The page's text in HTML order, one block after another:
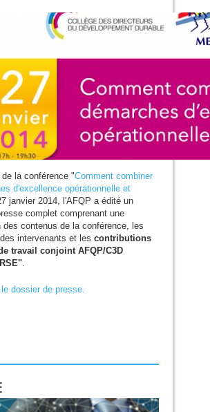
la conférence "Comment combiner
d'excellence opérationnelle et
janvier 2014, l'AFQP a édité un
complet comprenant une
des contenus de la conférence, les
intervenants et les contributions
travail conjoint AFQP/C3D
RSE".
dossier de presse.